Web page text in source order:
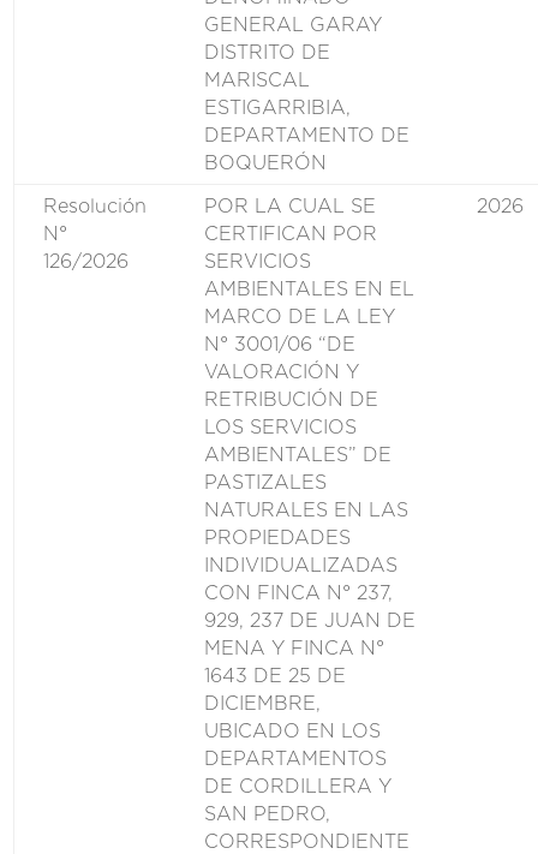
GENERAL GARAY
DISTRITO DE
MARISCAL
ESTIGARRIBIA,
DEPARTAMENTO DE
BOQUERÓN
Resolución
N°
126/2026
POR LA CUAL SE
CERTIFICAN POR
SERVICIOS
AMBIENTALES EN EL
MARCO DE LA LEY
N° 3001/06 “DE
VALORACIÓN Y
RETRIBUCIÓN DE
LOS SERVICIOS
AMBIENTALES” DE
PASTIZALES
NATURALES EN LAS
PROPIEDADES
INDIVIDUALIZADAS
CON FINCA N° 237,
929, 237 DE JUAN DE
MENA Y FINCA N°
1643 DE 25 DE
DICIEMBRE,
UBICADO EN LOS
DEPARTAMENTOS
DE CORDILLERA Y
SAN PEDRO,
CORRESPONDIENTE
2026